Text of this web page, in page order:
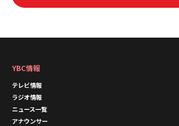
YBC情報
テレビ情報
ラジオ情報
ニュース一覧
アナウンサー